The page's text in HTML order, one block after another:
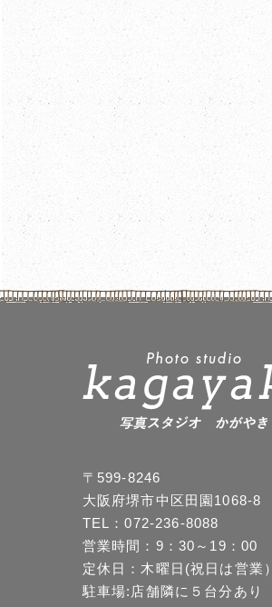
〒599-8246
大阪府堺市中区田園1068-8
TEL：072-236-8088
営業時間：9：30～19：00
定休日：木曜日(祝日は営業）
駐車場:店舗隣に５台分あり